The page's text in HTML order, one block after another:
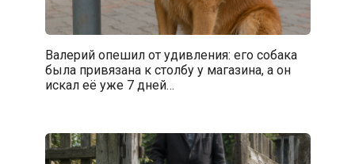
Валерий опешил от удивления: его собака
была привязана к столбу у магазина, а он
искал её уже 7 дней…